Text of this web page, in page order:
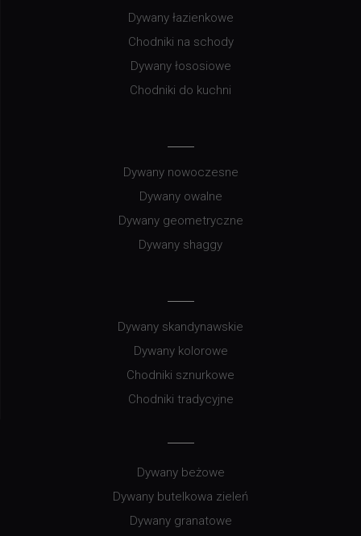
Dywany łazienkowe
Chodniki na schody
Dywany łososiowe
Chodniki do kuchni
Dywany nowoczesne
Dywany owalne
Dywany geometryczne
Dywany shaggy
Dywany skandynawskie
Dywany kolorowe
Chodniki sznurkowe
Chodniki tradycyjne
Dywany beżowe
Dywany butelkowa zieleń
Dywany granatowe